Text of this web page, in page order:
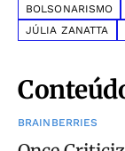
BOLSONARISMO
JÚLIA ZANATTA